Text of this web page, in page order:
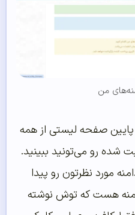
من
صفحه لیستی از همه
شده رو می‌تونید ببینید.
مورد نظرتون رو پیدا
هست که توش نوشته